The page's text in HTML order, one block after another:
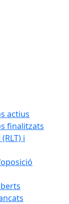
actius
finalitzats
i